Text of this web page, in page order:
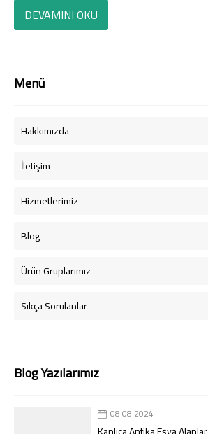
DEVAMINI OKU
Menü
Hakkımızda
İletişim
Hizmetlerimiz
Blog
Ürün Gruplarımız
Sıkça Sorulanlar
Blog Yazılarımız
08.08.2024